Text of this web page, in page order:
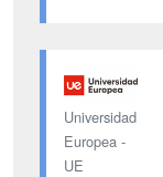
Universidad
Europea -
UE